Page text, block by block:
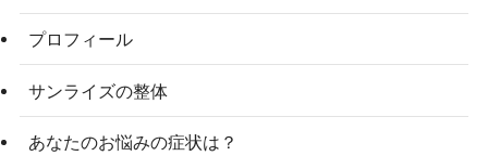
プロフィール
サンライズの整体
あなたのお悩みの症状は？